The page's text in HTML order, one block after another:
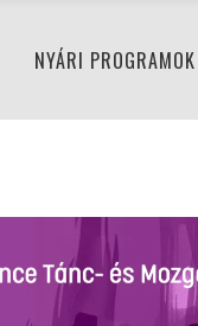
NYÁRI PROGRAMOK